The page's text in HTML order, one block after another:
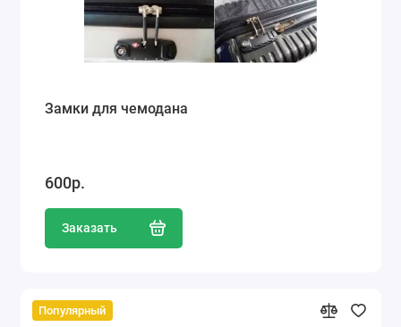
Замки для чемодана
600р.
Заказать
Популярный